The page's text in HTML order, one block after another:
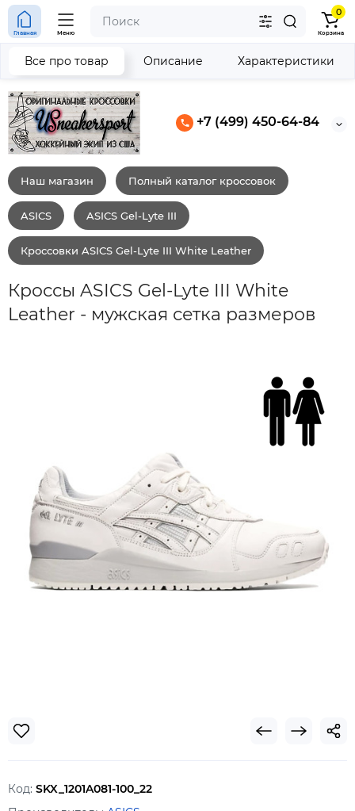
+7 (499) 450-64-84
Главная Меню
0
Корзина
Наш магазин Полный каталог кроссовок
ASICS ASICS Gel-Lyte III
Кроссовки ASICS Gel-Lyte III White Leather
Кроссы ASICS Gel-Lyte III White
Leather - мужская сетка размеров
Все про товар Описание Характеристики
Код: SKX_1201A081-100_22